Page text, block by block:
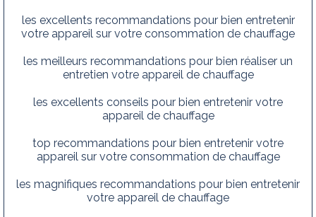
les excellents recommandations pour bien entretenir
votre appareil sur votre consommation de chauffage
les meilleurs recommandations pour bien réaliser un
entretien votre appareil de chauffage
les excellents conseils pour bien entretenir votre
appareil de chauffage
top recommandations pour bien entretenir votre
appareil sur votre consommation de chauffage
les magnifiques recommandations pour bien entretenir
votre appareil de chauffage